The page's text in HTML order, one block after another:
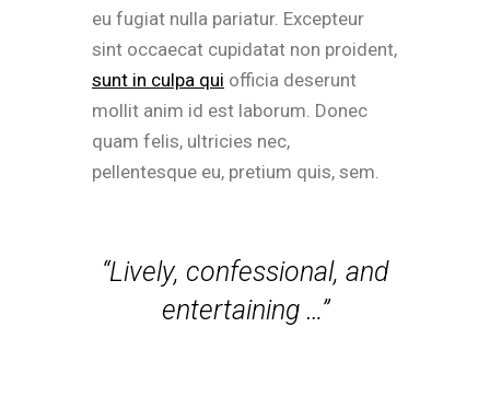
eu fugiat nulla pariatur. Excepteur
sint occaecat cupidatat non proident,
sunt in culpa qui officia deserunt
mollit anim id est laborum. Donec
quam felis, ultricies nec,
pellentesque eu, pretium quis, sem.
“Lively, confessional, and
entertaining …”